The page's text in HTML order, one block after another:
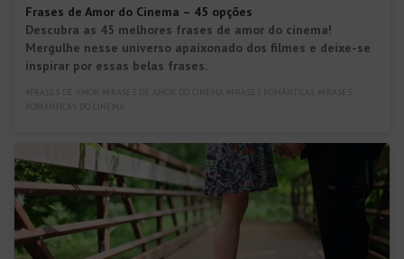
Frases de Amor do Cinema – 45 opções
Descubra as 45 melhores frases de amor do cinema!
Mergulhe nesse universo apaixonado dos filmes e deixe-se
inspirar por essas belas frases.